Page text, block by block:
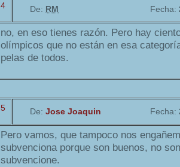
4 De: RM Fecha:
no, en eso tienes razón. Pero hay
olímpicos que no están en esa
pelas de todos.
5 De: Jose Joaquin Fecha:
Pero vamos, que tampoco nos
subvenciona porque son buenos, no
subvencione.